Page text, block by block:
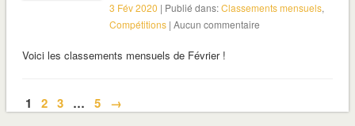
3 Fév 2020 | Publié dans:Classements mensuels,
Compétitions | Aucun commentaire
Voici les classements mensuels de Février !
1 2 3 … 5 →